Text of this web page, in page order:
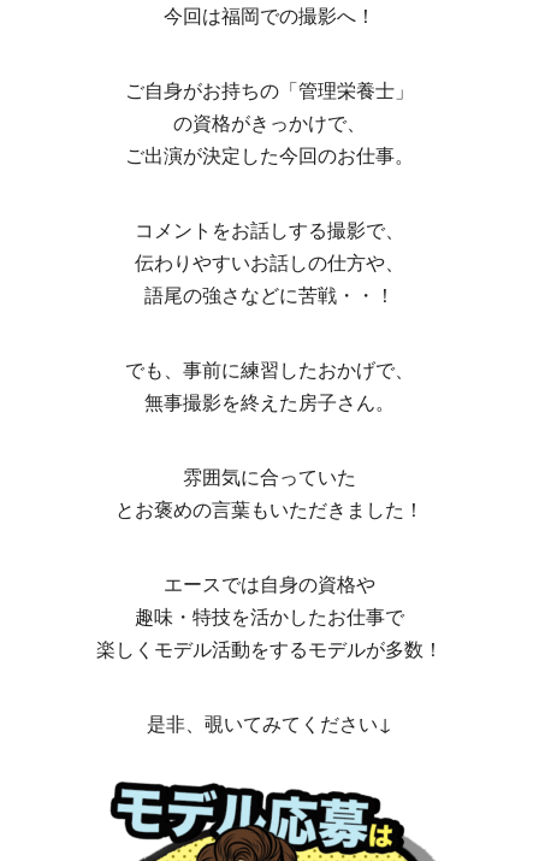
今回は福岡での撮影へ！
ご自身がお持ちの「管理栄養士」
の資格がきっかけで、
ご出演が決定した今回のお仕事。
コメントをお話しする撮影で、
伝わりやすいお話しの仕方や、
語尾の強さなどに苦戦・・！
でも、事前に練習したおかげで、
無事撮影を終えた房子さん。
雰囲気に合っていた
とお褒めの言葉もいただきました！
エースでは自身の資格や
趣味・特技を活かしたお仕事で
楽しくモデル活動をするモデルが多数！
是非、覗いてみてください↓